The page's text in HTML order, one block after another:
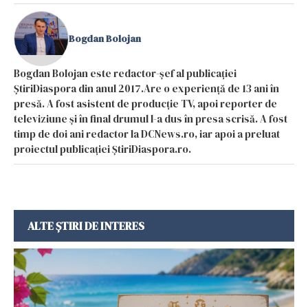
Bogdan Bolojan
Bogdan Bolojan este redactor-șef al publicației
ȘtiriDiaspora din anul 2017.Are o experiență de 13 ani în
presă. A fost asistent de producție TV, apoi reporter de
televiziune și în final drumul l-a dus în presa scrisă. A fost
timp de doi ani redactor la DCNews.ro, iar apoi a preluat
proiectul publicației ȘtiriDiaspora.ro.
ALTE ȘTIRI DE INTERES